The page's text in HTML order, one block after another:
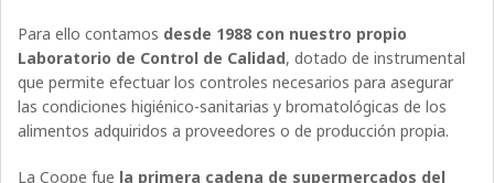
Para ello contamos desde 1988 con nuestro propio
Laboratorio de Control de Calidad, dotado de instrumental
que permite efectuar los controles necesarios para asegurar
las condiciones higiénico-sanitarias y bromatológicas de los
alimentos adquiridos a proveedores o de producción propia.
La Coope fue la primera cadena de supermercados del